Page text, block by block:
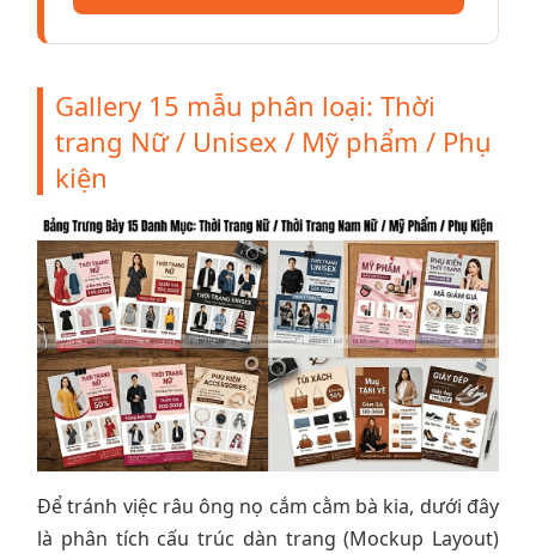
Gallery 15 mẫu phân loại: Thời
trang Nữ / Unisex / Mỹ phẩm / Phụ
kiện
Để tránh việc râu ông nọ cắm cằm bà kia, dưới đây
là phân tích cấu trúc dàn trang (Mockup Layout)